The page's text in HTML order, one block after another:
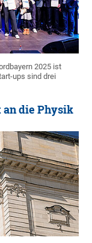
2025 ist
ups sind drei
an die Physik